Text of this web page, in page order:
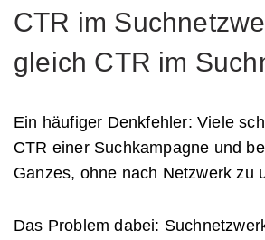
CTR im
gleich CTR im
Ein häufiger Denkfehler: Viele
CTR einer Suchkampagne und
Ganzes, ohne nach Netzwerk zu
Das Problem dabei: